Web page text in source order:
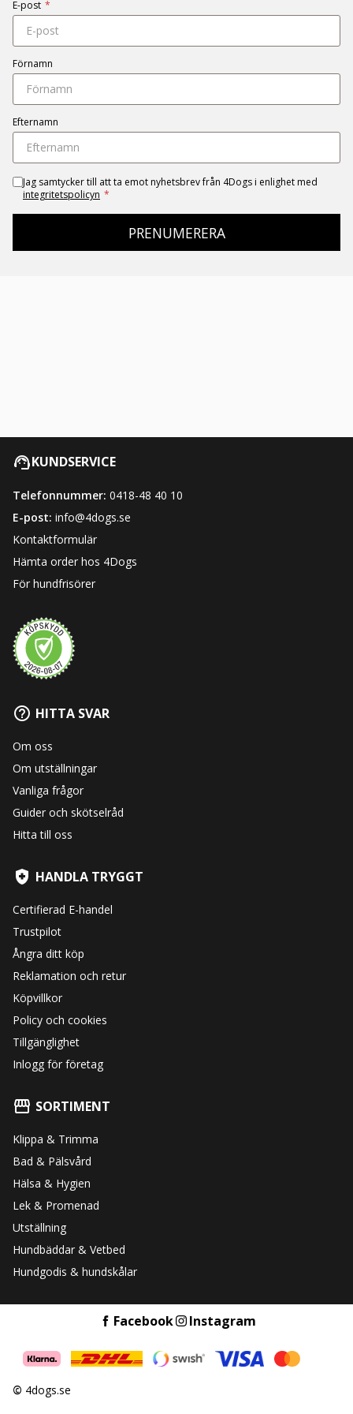
E-post *
Förnamn
Efternamn
Jag samtycker till att ta emot nyhetsbrev från 4Dogs i enlighet med
integritetspolicyn *
PRENUMERERA
KUNDSERVICE
Telefonnummer: 0418-48 40 10
E-post: info@4dogs.se
Kontaktformulär
Hämta order hos 4Dogs
För hundfrisörer
HITTA SVAR
Om oss
Om utställningar
Vanliga frågor
Guider och skötselråd
Hitta till oss
HANDLA TRYGGT
Certifierad E-handel
Trustpilot
Ångra ditt köp
Reklamation och retur
Köpvillkor
Policy och cookies
Tillgänglighet
Inlogg för företag
SORTIMENT
Klippa & Trimma
Bad & Pälsvård
Hälsa & Hygien
Lek & Promenad
Utställning
Hundbäddar & Vetbed
Hundgodis & hundskålar
Facebook Instagram
© 4dogs.se